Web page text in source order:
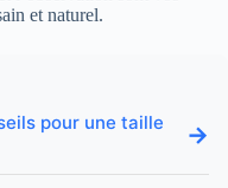
et naturel.
pour une taille
→